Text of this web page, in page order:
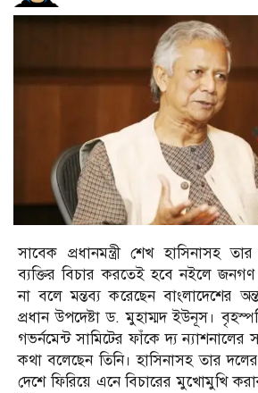
সাবেক প্রধানমন্ত্রী শেখ হাসিনাসহ
ব্যক্তির বিচার করতেই হবে নইলে
না বলে মন্তব্য করেছেন বাংলাদেশের
প্রধান উপদেষ্টা ড. মুহাম্মদ ইউনূস।
গভর্নমেন্ট সামিটের ফাঁকে দ্য
কথা বলেছেন তিনি। হাসিনাসহ তার
দেশে ফিরিয়ে এনে বিচারের মুখোমুখি